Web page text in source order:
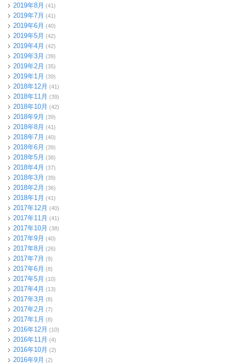
2019年8月 (41)
2019年7月 (41)
2019年6月 (40)
2019年5月 (42)
2019年4月 (42)
2019年3月 (39)
2019年2月 (35)
2019年1月 (39)
2018年12月 (41)
2018年11月 (39)
2018年10月 (42)
2018年9月 (39)
2018年8月 (41)
2018年7月 (40)
2018年6月 (39)
2018年5月 (38)
2018年4月 (37)
2018年3月 (39)
2018年2月 (36)
2018年1月 (41)
2017年12月 (40)
2017年11月 (41)
2017年10月 (38)
2017年9月 (40)
2017年8月 (26)
2017年7月 (9)
2017年6月 (8)
2017年5月 (10)
2017年4月 (13)
2017年3月 (8)
2017年2月 (7)
2017年1月 (8)
2016年12月 (10)
2016年11月 (4)
2016年10月 (2)
2016年9月 (2)